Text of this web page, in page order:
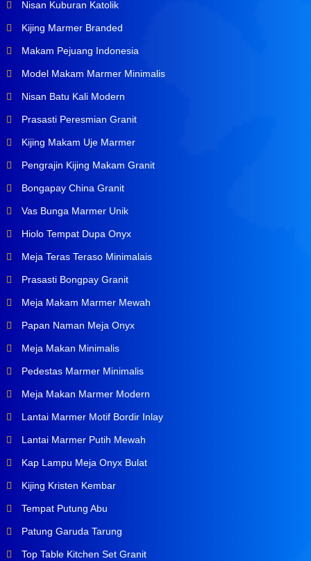
Nisan Kuburan Katolik
Kijing Marmer Branded
Makam Pejuang Indonesia
Model Makam Marmer Minimalis
Nisan Batu Kali Modern
Prasasti Peresmian Granit
Kijing Makam Uje Marmer
Pengrajin Kijing Makam Granit
Bongapay China Granit
Vas Bunga Marmer Unik
Hiolo Tempat Dupa Onyx
Meja Teras Teraso Minimalais
Prasasti Bongpay Granit
Meja Makam Marmer Mewah
Papan Naman Meja Onyx
Meja Makan Minimalis
Pedestas Marmer Minimalis
Meja Makan Marmer Modern
Lantai Marmer Motif Bordir Inlay
Lantai Marmer Putih Mewah
Kap Lampu Meja Onyx Bulat
Kijing Kristen Kembar
Tempat Putung Abu
Patung Garuda Tarung
Top Table Kitchen Set Granit